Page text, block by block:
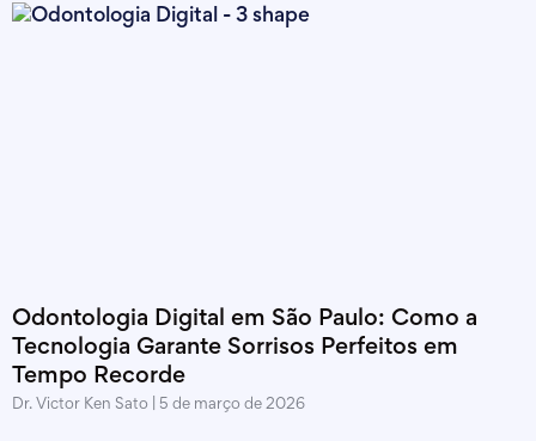
Odontologia Digital em São Paulo: Como a
Tecnologia Garante Sorrisos Perfeitos em
Tempo Recorde
Dr. Victor Ken Sato 5 de março de 2026